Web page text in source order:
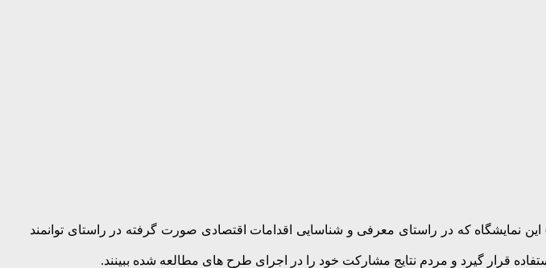
که در راستای معرفی و شناسایی اقدامات اقتصادی صورت گرفته در راستای توانمند
قرار گیرد و مردم نتایج مشارکت خود را در اجرای طرح های مطالعه شده ببینند.